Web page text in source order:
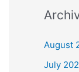
August
July